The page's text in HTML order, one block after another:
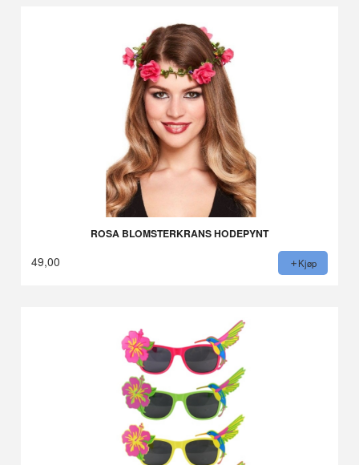
ROSA BLOMSTERKRANS HODEPYNT
49,00 Kjøp